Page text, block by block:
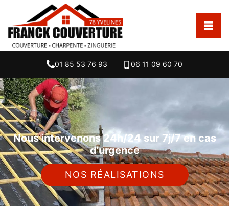
01 85 53 76 93 06 11 09 60 70
Nous intervenons 24h/24 sur 7j/7 en cas
d'urgence
NOS RÉALISATIONS